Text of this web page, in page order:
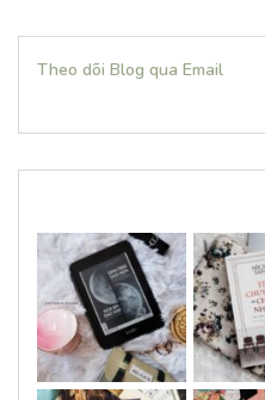
Theo dõi Blog qua Email